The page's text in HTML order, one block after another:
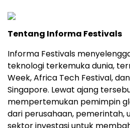
Tentang Informa Festivals
Informa Festivals
teknologi terkemuka dunia,
Week, Africa Tech Festival,
Singapore. Lewat ajang
mempertemukan pemimpin
dari perusahaan, pemerintah,